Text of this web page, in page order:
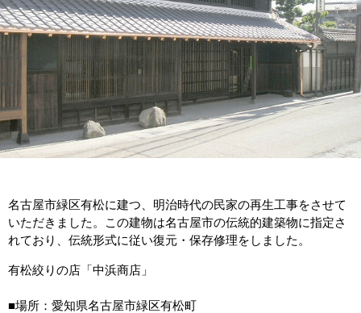
名古屋市緑区有松に建つ、明治時代の民家の再生工事をさせて
いただきました。この建物は名古屋市の伝統的建築物に指定さ
れており、伝統形式に従い復元・保存修理をしました。
有松絞りの店「中浜商店」
■場所：愛知県名古屋市緑区有松町